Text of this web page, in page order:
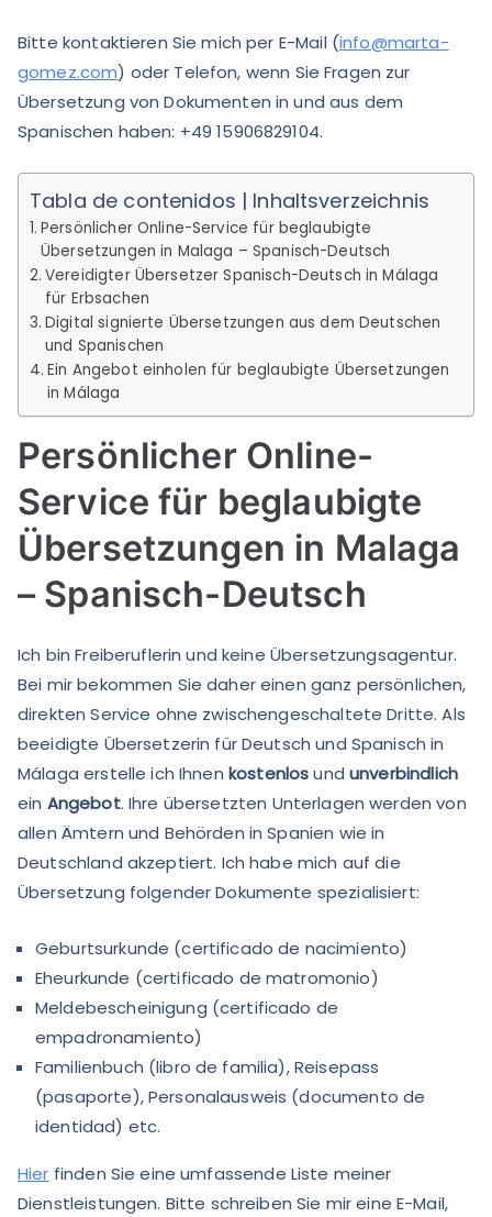
Bitte kontaktieren Sie mich per E-Mail (info@marta-
gomez.com) oder Telefon, wenn Sie Fragen zur
Übersetzung von Dokumenten in und aus dem
Spanischen haben: +49 15906829104.
Tabla de contenidos | Inhaltsverzeichnis
Persönlicher Online-Service für beglaubigte
Übersetzungen in Malaga – Spanisch-Deutsch
Vereidigter Übersetzer Spanisch-Deutsch in Málaga
für Erbsachen
Digital signierte Übersetzungen aus dem Deutschen
und Spanischen
Ein Angebot einholen für beglaubigte Übersetzungen
in Málaga
Persönlicher Online-
Service für beglaubigte
Übersetzungen in Malaga
– Spanisch-Deutsch
Ich bin Freiberuflerin und keine Übersetzungsagentur.
Bei mir bekommen Sie daher einen ganz persönlichen,
direkten Service ohne zwischengeschaltete Dritte. Als
beeidigte Übersetzerin für Deutsch und Spanisch in
Málaga erstelle ich Ihnen kostenlosundunverbindlich
ein Angebot. Ihre übersetzten Unterlagen werden von
allen Ämtern und Behörden in Spanien wie in
Deutschland akzeptiert. Ich habe mich auf die
Übersetzung folgender Dokumente spezialisiert:
Geburtsurkunde (certificado de nacimiento)
Eheurkunde (certificado de matromonio)
Meldebescheinigung (certificado de
empadronamiento)
Familienbuch (libro de familia), Reisepass
(pasaporte), Personalausweis (documento de
identidad) etc.
Hier finden Sie eine umfassende Liste meiner
Dienstleistungen. Bitte schreiben Sie mir eine E-Mail,